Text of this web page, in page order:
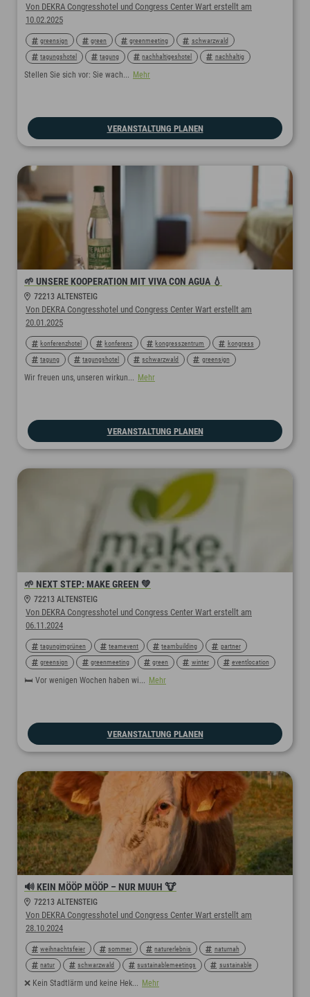
Von DEKRA Congresshotel und Congress Center Wart erstellt am
10.02.2025
greensign green greenmeeting schwarzwald
tagungshotel tagung nachhaltigeshotel nachhaltig
nachhaltigkeit biohotel bio
Stellen Sie sich vor: Sie wach... Mehr
VERANSTALTUNG PLANEN
🌱 UNSERE KOOPERATION MIT VIVA CON AGUA 💧
72213 ALTENSTEIG
Von DEKRA Congresshotel und Congress Center Wart erstellt am
20.01.2025
konferenzhotel konferenz kongresszentrum kongress
tagung tagungshotel schwarzwald greensign
greenmeetingpartner green
Wir freuen uns, unseren wirkun... Mehr
VERANSTALTUNG PLANEN
🌱 NEXT STEP: MAKE GREEN 💚
72213 ALTENSTEIG
Von DEKRA Congresshotel und Congress Center Wart erstellt am
06.11.2024
tagungimgrünen teamevent teambuilding partner
greensign greenmeeting green winter eventlocation
event tagung tagungshotel
🛏 Vor wenigen Wochen haben wi... Mehr
VERANSTALTUNG PLANEN
🔊 KEIN MÖÖP MÖÖP – NUR MUUH 🐮
72213 ALTENSTEIG
Von DEKRA Congresshotel und Congress Center Wart erstellt am
28.10.2024
weihnachtsfeier sommer naturerlebnis naturnah
natur schwarzwald sustainablemeetings sustainable
sustainability greenconference
❌ Kein Stadtlärm und keine Hek... Mehr